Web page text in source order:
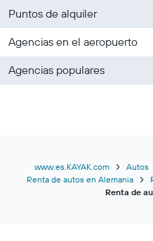
Puntos de alquiler
Agencias en el aeropuerto
Agencias populares
www.es.KAYAK.com Autos
Renta de autos en Alemania
Renta de